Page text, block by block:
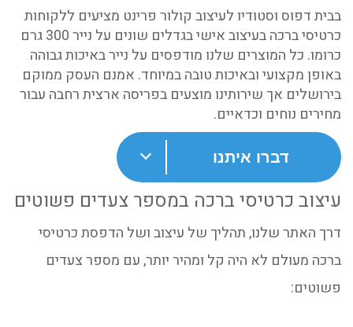
בבית דפוס וסטודיו לעיצוב קולור פרינט מציעים ללקוחות
כרטיסי ברכה בעיצוב אישי בגדלים שונים על נייר 300 גרם
כרומו. כל המוצרים שלנו מודפסים על נייר באיכות גבוהה
באופן מקצועי ובאיכות טובה במיוחד. אמנם העסק ממוקם
בירושלים אך שירותינו מוצעים בפריסה ארצית רחבה עבור
מחירים נוחים וכדאיים.
דברו איתנו
עיצוב כרטיסי ברכה במספר צעדים פשוטים
דרך האתר שלנו, תהליך של עיצוב ושל הדפסת כרטיסי
ברכה מעולם לא היה קל ומהיר יותר, עם מספר צעדים
פשוטים: